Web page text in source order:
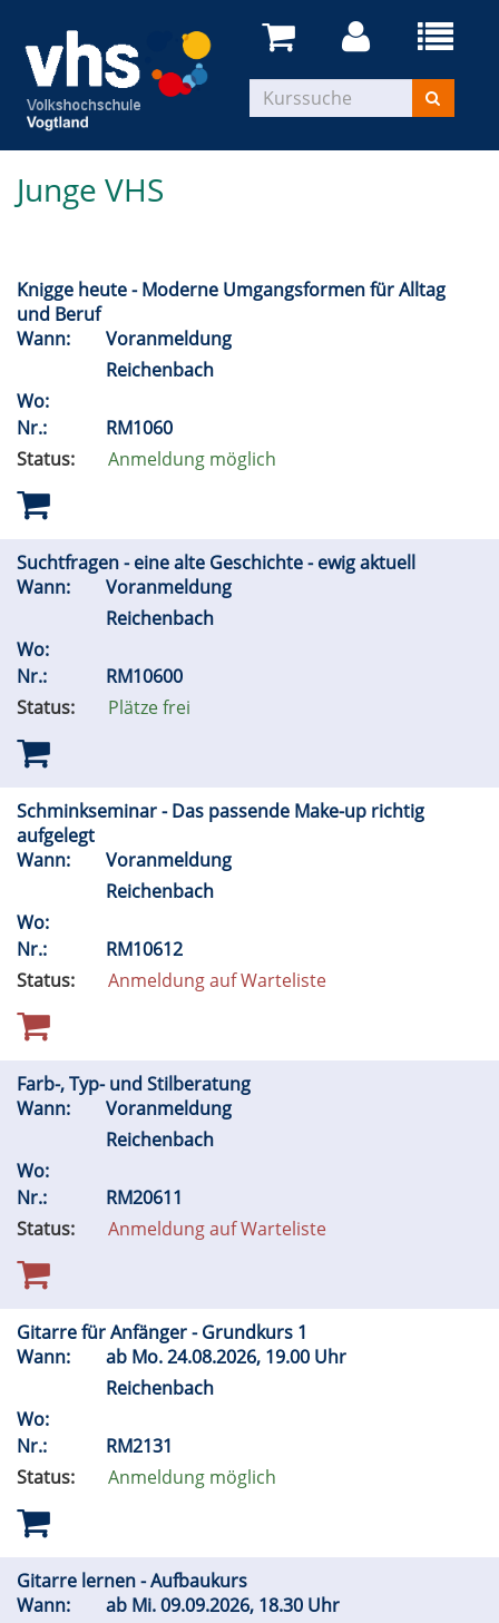
Junge VHS
Knigge heute - Moderne Umgangsformen für Alltag
und Beruf
Wann:
Voranmeldung
Reichenbach
Wo:
Nr.:
RM1060
Status:
Anmeldung möglich
Suchtfragen - eine alte Geschichte - ewig aktuell
Wann:
Voranmeldung
Reichenbach
Wo:
Nr.:
RM10600
Status:
Plätze frei
Schminkseminar - Das passende Make-up richtig
aufgelegt
Wann:
Voranmeldung
Reichenbach
Wo:
Nr.:
RM10612
Status:
Anmeldung auf Warteliste
Farb-, Typ- und Stilberatung
Wann:
Voranmeldung
Reichenbach
Wo:
Nr.:
RM20611
Status:
Anmeldung auf Warteliste
Gitarre für Anfänger - Grundkurs 1
Wann:
ab Mo.24.08.2026, 19.00 Uhr
Reichenbach
Wo:
Nr.:
RM2131
Status:
Anmeldung möglich
Gitarre lernen - Aufbaukurs
Wann:
ab Mi.09.09.2026, 18.30 Uhr